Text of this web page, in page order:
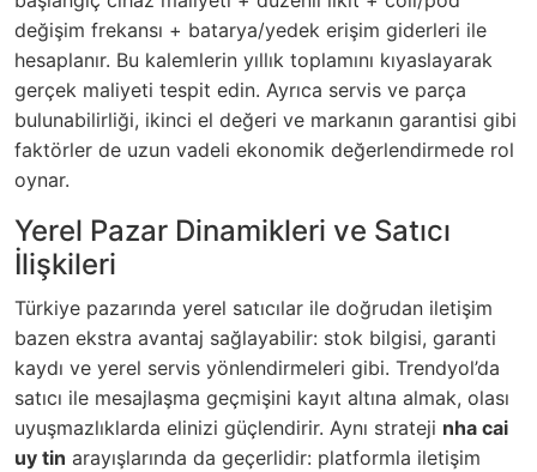
değişim frekansı + batarya/yedek erişim giderleri ile
hesaplanır. Bu kalemlerin yıllık toplamını kıyaslayarak
gerçek maliyeti tespit edin. Ayrıca servis ve parça
bulunabilirliği, ikinci el değeri ve markanın garantisi gibi
faktörler de uzun vadeli ekonomik değerlendirmede rol
oynar.
Yerel Pazar Dinamikleri ve Satıcı
İlişkileri
Türkiye pazarında yerel satıcılar ile doğrudan iletişim
bazen ekstra avantaj sağlayabilir: stok bilgisi, garanti
kaydı ve yerel servis yönlendirmeleri gibi. Trendyol’da
satıcı ile mesajlaşma geçmişini kayıt altına almak, olası
uyuşmazlıklarda elinizi güçlendirir. Aynı strateji nha cai
uy tin arayışlarında da geçerlidir: platformla iletişim